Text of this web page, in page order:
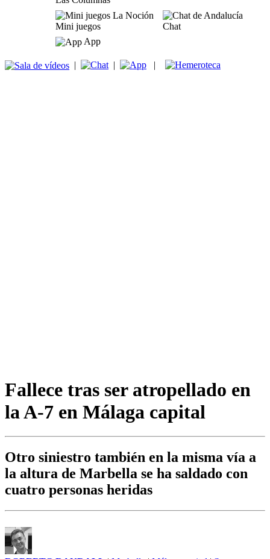
Mini juegos
Chat
App
| | |
Fallece tras ser atropellado en
la A-7 en Málaga capital
Otro siniestro también en la misma vía a
la altura de Marbella se ha saldado con
cuatro personas heridas